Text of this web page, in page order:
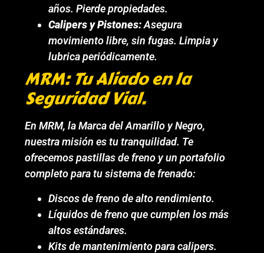
años. Pierde propiedades.
Calipers y Pistones:Asegura
movimiento libre, sin fugas. Limpia y
lubrica periódicamente.
MRM: Tu Aliado en la
Seguridad Vial.
En MRM, la Marca del Amarillo y Negro,
nuestra misión es tu tranquilidad. Te
ofrecemos pastillas de freno y un portafolio
completo para tu sistema de frenado:
Discos de freno de alto rendimiento.
Líquidos de freno que cumplen los más
altos estándares.
Kits de mantenimiento para calipers.